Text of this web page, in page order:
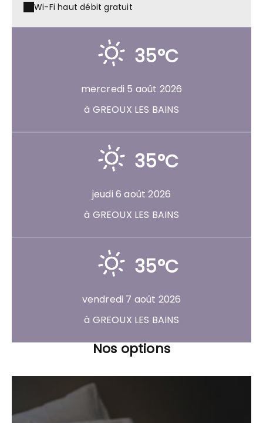
Wi-Fi haut débit gratuit
35°C
mercredi 5 août 2026
à GREOUX LES BAINS
35°C
jeudi 6 août 2026
à GREOUX LES BAINS
35°C
vendredi 7 août 2026
à GREOUX LES BAINS
Nos options